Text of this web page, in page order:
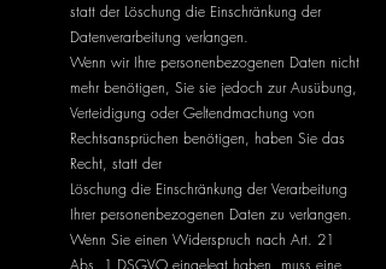
statt der Löschung die Einschränkung der
Datenverarbeitung verlangen.
Wenn wir Ihre personenbezogenen Daten nicht
mehr benötigen, Sie sie jedoch zur Ausübung,
Verteidigung oder Geltendmachung von
Rechtsansprüchen benötigen, haben Sie das
Recht, statt der
Löschung die Einschränkung der Verarbeitung
Ihrer personenbezogenen Daten zu verlangen.
Wenn Sie einen Widerspruch nach Art. 21
Abs. 1 DSGVO eingelegt haben, muss eine